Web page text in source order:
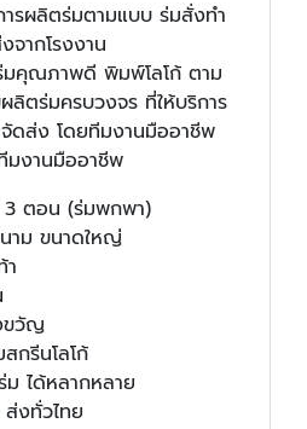
ารผลิตร่มตามแบบ ร่มสั่งทำ
จากโรงงาน
คุณภาพดี พิมพ์โลโก้ ตาม
ลิตร่มครบวงจร ที่ให้บริการ
ส่ง โดยทีมงานมืออาชีพ
มงานมืออาชีพ
ตอน (ร่มพกพา)
าม ขนาดใหญ่
า
ขวัญ
กรีนโลโก้
ได้หลากหลาย
งทั่วไทย